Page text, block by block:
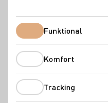
frisch gekürte Deutsche
sowohl in der
großen Wahl-Gala
sympathisch.
Schon während
ihrem Fachwissen punkten
überzeugend die Vorzüge
Funktional
Komfort
Tracking